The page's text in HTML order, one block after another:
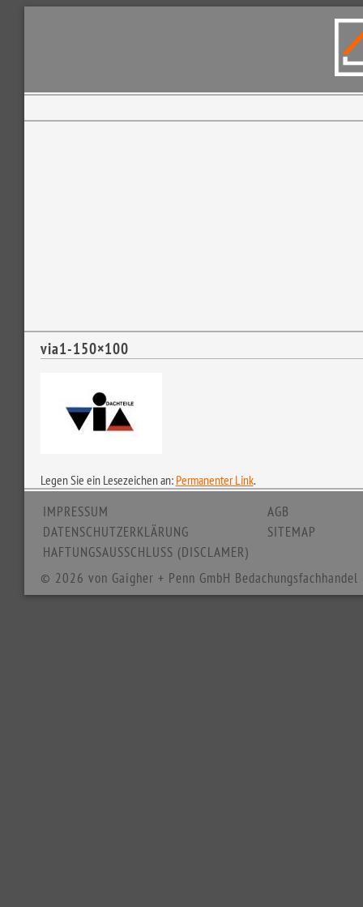
via1-150×100
Legen Sie ein Lesezeichen an: Permanenter Link.
IMPRESSUM
DATENSCHUTZERKLÄRUNG
HAFTUNGSAUSSCHLUSS (DISCLAMER)
AGB
SITEMAP
© 2026 von Gaigher + Penn GmbH Bedachungsfachhandel